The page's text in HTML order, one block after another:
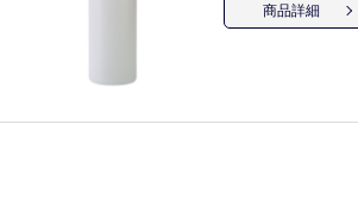
商品詳細